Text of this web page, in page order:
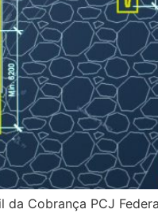
Cobrança PCJ